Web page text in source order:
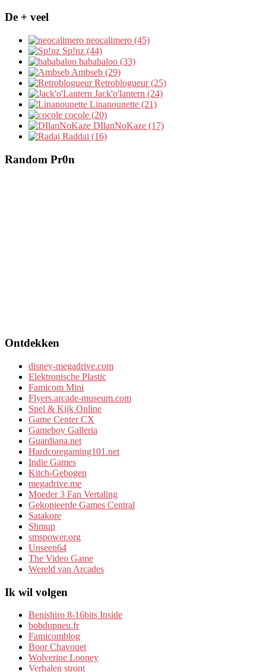
De + veel
neocalimero (45)
Sp!nz (44)
bababaloo (33)
Ambseb (29)
Retroblogueur (25)
Jack'o'lantern (24)
Linanounette (21)
cocole (20)
DIlanNoKaze (17)
Raddai (16)
Random Pr0n
Ontdekken
disney-megadrive.com
Elektronische Plastic
Famicom Mini
Flyers.arcade-museum.com
Spel & Kijk Online
Game Center CX
Gameboy Galleria
Guardiana.net
Hardcoregaming101.net
Indie Games
Kitch-Gebogen
megadrive.me
Moeder 3 Fan Vertaling
Gekopieerde Games Central
Satakore
Shmup
smspower.org
Unseen64
The Video Game
Wereld van Arcades
Ik wil volgen
Benishiro 8-16bits Inside
bobdupneu.fr
Famicomblog
Boor Chavouet
Wolverine Looney
Verhalen stront